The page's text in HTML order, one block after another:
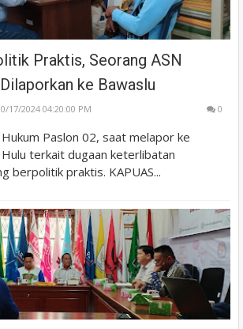
Praktis, Seorang ASN
ke Bawaslu
17/2024 04:20:00 PM 0
Paslon 02, saat melapor ke
terkait dugaan keterlibatan
berpolitik praktis. KAPUAS...